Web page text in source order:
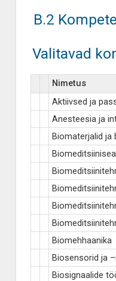
B.2
Valitavad
Nimetus
Aktiivsed ja
Anesteesia ja
Biomaterjalid ja
Biomehhaanika
Biosensorid ja
Biosignaalide